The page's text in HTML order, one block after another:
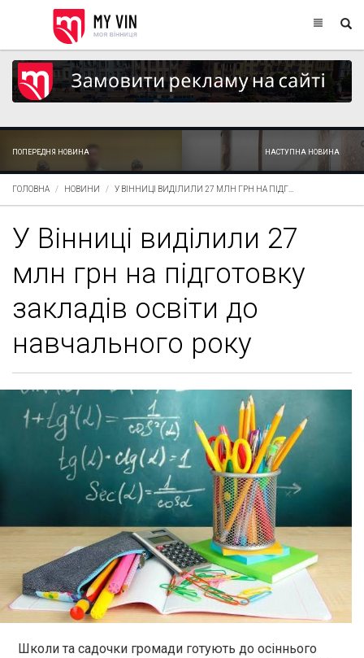
ПОПЕРЕДНЯ НОВИНА НАСТУПНА НОВИНА
ГОЛОВНА НОВИНИ У ВІННИЦІ ВИДІЛИЛИ 27 МЛН ГРН НА ПІДГ...
У Вінниці виділили 27
млн грн на підготовку
закладів освіти до
навчального року
Школи та садочки громади готують до осіннього